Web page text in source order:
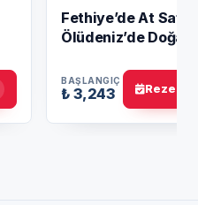
Fethiye’de At
Ölüdeniz’de Doğa
BAŞLANGIÇ
₺ 3,243